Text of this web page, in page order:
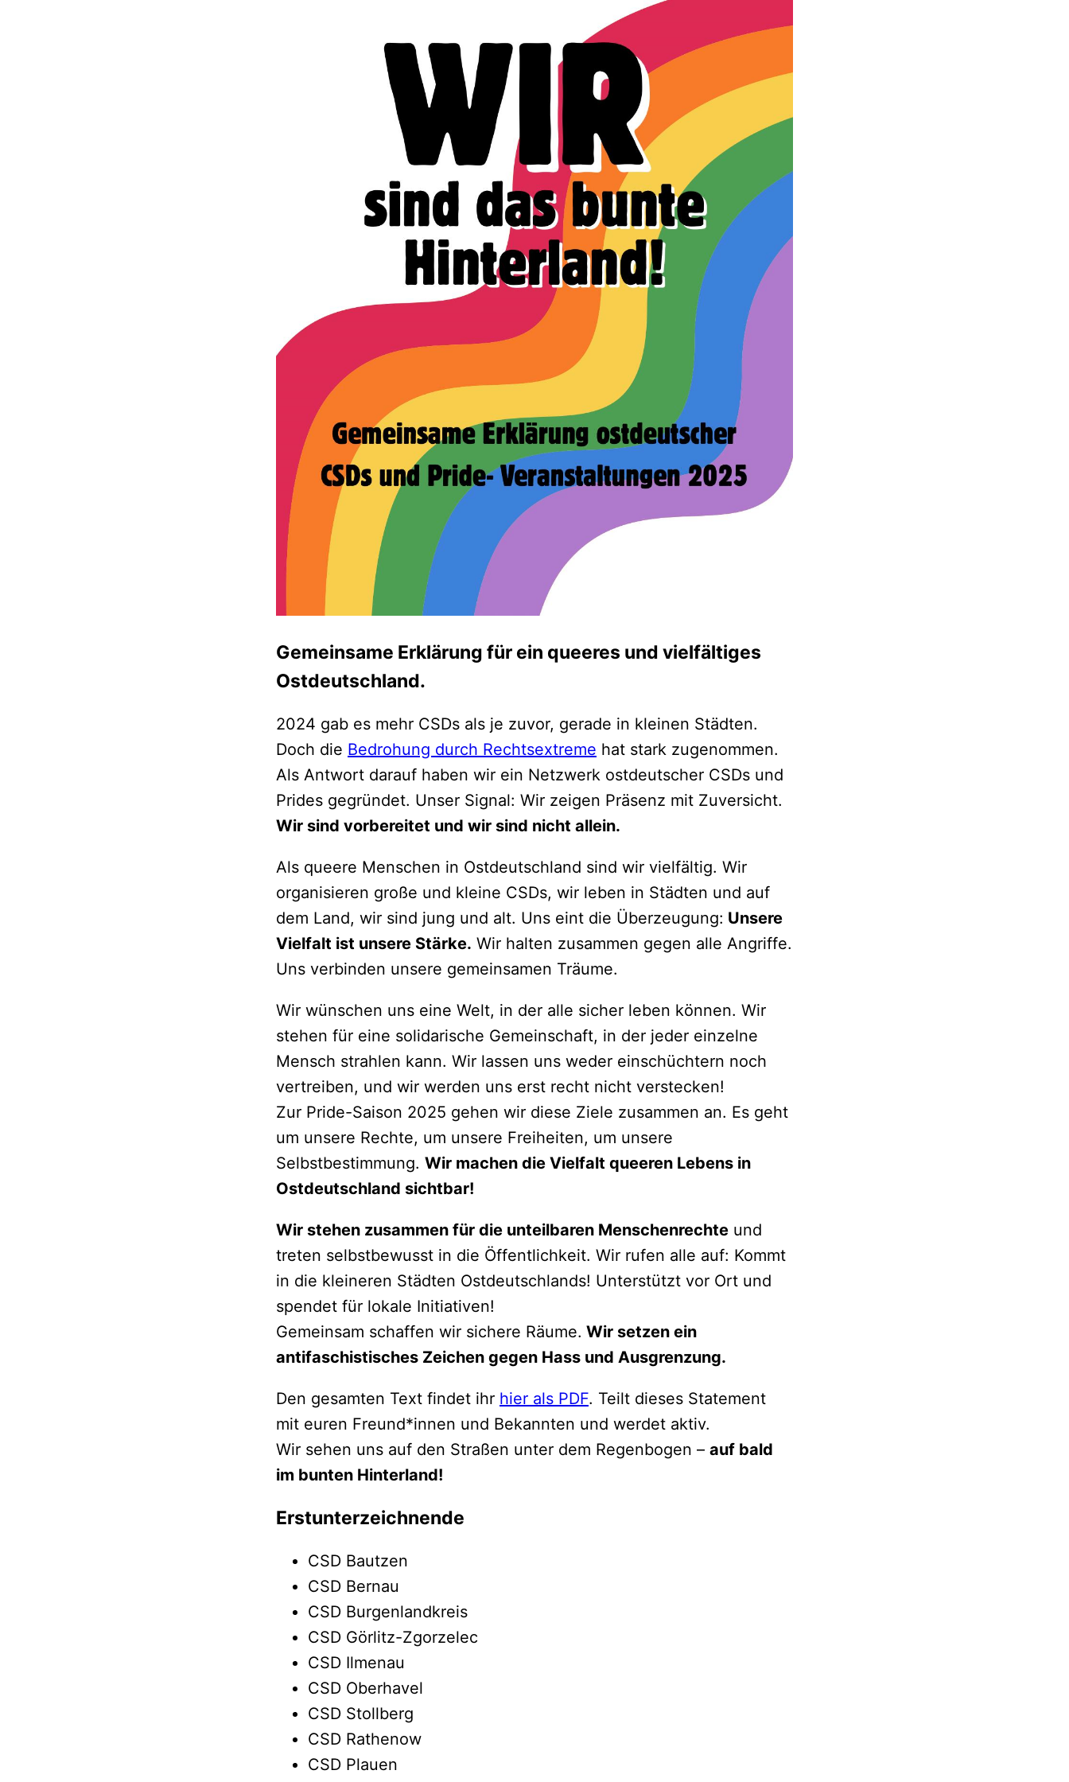
Gemeinsame Erklärung für ein queeres und vielfältiges
Ostdeutschland.
2024 gab es mehr CSDs als je zuvor, gerade in kleinen Städten.
Doch die Bedrohung durch Rechtsextreme hat stark zugenommen.
Als Antwort darauf haben wir ein Netzwerk ostdeutscher CSDs und
Prides gegründet. Unser Signal: Wir zeigen Präsenz mit Zuversicht.
Wir sind vorbereitet und wir sind nicht allein.
Als queere Menschen in Ostdeutschland sind wir vielfältig. Wir
organisieren große und kleine CSDs, wir leben in Städten und auf
dem Land, wir sind jung und alt. Uns eint die Überzeugung: Unsere
Vielfalt ist unsere Stärke. Wir halten zusammen gegen alle Angriffe.
Uns verbinden unsere gemeinsamen Träume.
Wir wünschen uns eine Welt, in der alle sicher leben können. Wir
stehen für eine solidarische Gemeinschaft, in der jeder einzelne
Mensch strahlen kann. Wir lassen uns weder einschüchtern noch
vertreiben, und wir werden uns erst recht nicht verstecken!
Zur Pride-Saison 2025 gehen wir diese Ziele zusammen an. Es geht
um unsere Rechte, um unsere Freiheiten, um unsere
Selbstbestimmung. Wir machen die Vielfalt queeren Lebens in
Ostdeutschland sichtbar!
Wir stehen zusammen für die unteilbaren Menschenrechte und
treten selbstbewusst in die Öffentlichkeit. Wir rufen alle auf: Kommt
in die kleineren Städten Ostdeutschlands! Unterstützt vor Ort und
spendet für lokale Initiativen!
Gemeinsam schaffen wir sichere Räume. Wir setzen ein
antifaschistisches Zeichen gegen Hass und Ausgrenzung.
Den gesamten Text findet ihr hier als PDF. Teilt dieses Statement
mit euren Freund*innen und Bekannten und werdet aktiv.
Wir sehen uns auf den Straßen unter dem Regenbogen – auf bald
im bunten Hinterland!
Erstunterzeichnende
CSD Bautzen
CSD Bernau
CSD Burgenlandkreis
CSD Görlitz-Zgorzelec
CSD Ilmenau
CSD Oberhavel
CSD Stollberg
CSD Rathenow
CSD Plauen